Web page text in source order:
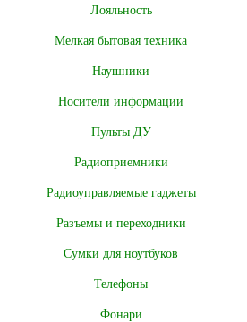
Лояльность
Мелкая бытовая техника
Наушники
Носители информации
Пульты ДУ
Радиоприемники
Радиоуправляемые гаджеты
Разъемы и переходники
Сумки для ноутбуков
Телефоны
Фонари